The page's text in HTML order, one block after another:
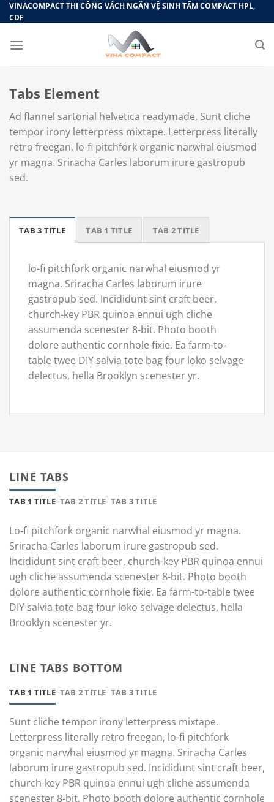
Bỏ
qua
dung
VINACOMPACT THI CÔNG VÁCH NGĂN VỆ SINH TẤM COMPACT HPL,
CDF
Tabs Element
Ad flannel sartorial helvetica readymade. Sunt cliche
tempor irony letterpress mixtape. Letterpress literally
retro freegan, lo-fi pitchfork organic narwhal eiusmod
yr magna. Sriracha Carles laborum irure gastropub
sed.
TAB 3 TITLE TAB 1 TITLE TAB 2 TITLE
lo-fi pitchfork organic narwhal eiusmod yr
magna. Sriracha Carles laborum irure
gastropub sed. Incididunt sint craft beer,
church-key PBR quinoa ennui ugh cliche
assumenda scenester 8-bit. Photo booth
dolore authentic cornhole fixie. Ea farm-to-
table twee DIY salvia tote bag four loko selvage
delectus, hella Brooklyn scenester yr.
LINE TABS
TAB 1 TITLE TAB 2 TITLE TAB 3 TITLE
Lo-fi pitchfork organic narwhal eiusmod yr magna.
Sriracha Carles laborum irure gastropub sed.
Incididunt sint craft beer, church-key PBR quinoa ennui
ugh cliche assumenda scenester 8-bit. Photo booth
dolore authentic cornhole fixie. Ea farm-to-table twee
DIY salvia tote bag four loko selvage delectus, hella
Brooklyn scenester yr.
LINE TABS BOTTOM
TAB 1 TITLE TAB 2 TITLE TAB 3 TITLE
Sunt cliche tempor irony letterpress mixtape.
Letterpress literally retro freegan, lo-fi pitchfork
organic narwhal eiusmod yr magna. Sriracha Carles
laborum irure gastropub sed. Incididunt sint craft beer,
church-key PBR quinoa ennui ugh cliche assumenda
scenester 8-bit. Photo booth dolore authentic cornhole